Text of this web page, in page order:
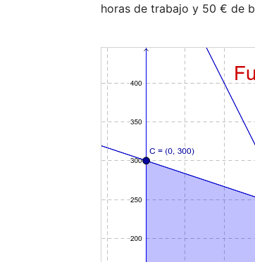
horas de trabajo y 50 € de